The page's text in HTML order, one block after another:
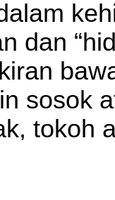
dan
sosok
tokoh